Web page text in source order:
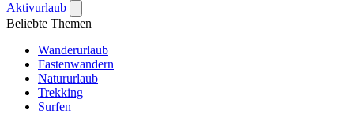
Aktivurlaub
Beliebte Themen
Wanderurlaub
Fastenwandern
Natururlaub
Trekking
Surfen